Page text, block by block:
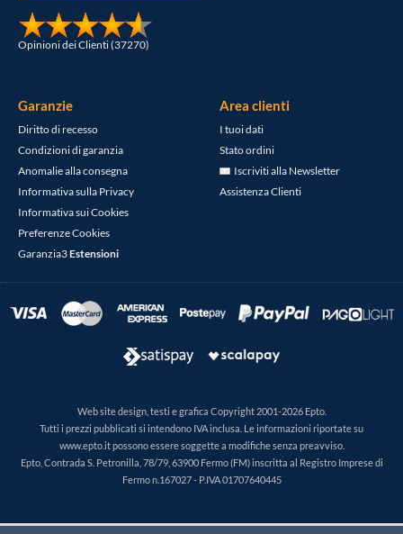
Opinioni dei Clienti (37270)
Garanzie
Diritto di recesso
Condizioni di garanzia
Anomalie alla consegna
Informativa sulla Privacy
Informativa sui Cookies
Preferenze Cookies
Garanzia3Estensioni
Area clienti
I tuoi dati
Stato ordini
Iscriviti alla Newsletter
Assistenza Clienti
Web site design, testi e grafica Copyright 2001-2026 Epto.
Tutti i prezzi pubblicati si intendono IVA inclusa. Le informazioni riportate su
www.epto.it possono essere soggette a modifiche senza preavviso.
Epto, Contrada S. Petronilla, 78/79, 63900 Fermo (FM) inscritta al Registro Imprese di
Fermo n.167027 - P.IVA 01707640445